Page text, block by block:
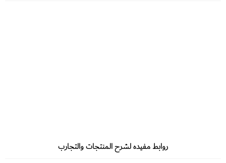
روابط مفيده لشرح المنتجات والتجارب